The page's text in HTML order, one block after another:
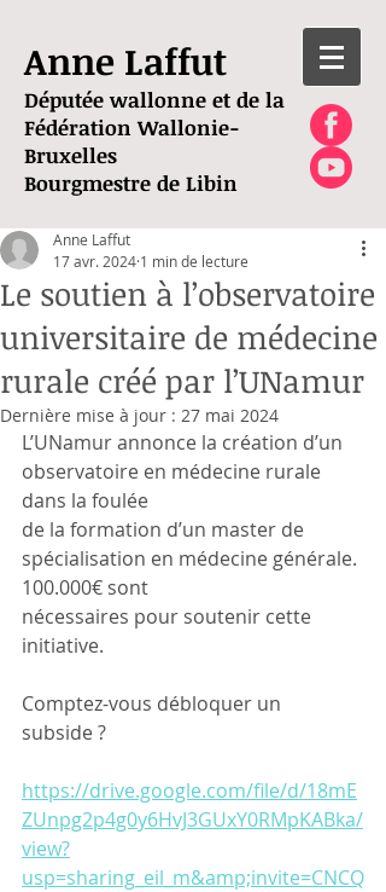
Anne Laffut
Députée wallonne et de la
Fédération Wallonie-
Bruxelles
Bourgmestre de Libin
Le soutien à l’observatoire
universitaire de médecine
rurale créé par l’UNamur
Anne Laffut
17 avr. 2024 1 min de lecture
Dernière mise à jour : 27 mai 2024
L’UNamur annonce la création d’un
observatoire en médecine rurale
dans la foulée
de la formation d’un master de
spécialisation en médecine générale.
100.000€ sont
nécessaires pour soutenir cette
initiative.
Comptez-vous débloquer un
subside ?
https://drive.google.com/file/d/18mE
ZUnpg2p4g0y6HvJ3GUxY0RMpKABka/
view?
usp=sharing_eil_m&amp;invite=CNCQ